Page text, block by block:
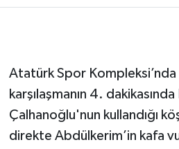
Atatürk Spor Kompleksi’nda
karşılaşmanın 4.
Çalhanoğlu'nun kullandığı
direkte Abdülkerim’in kafa